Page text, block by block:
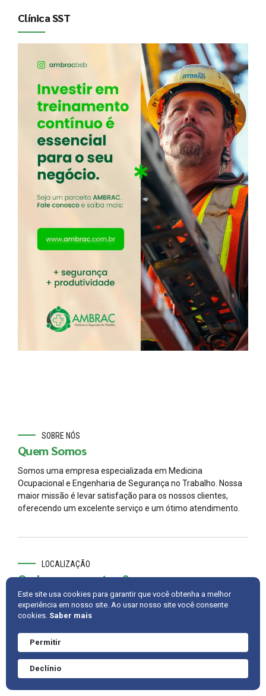
Clínica SST
SOBRE NÓS
Quem Somos
Somos uma empresa especializada em Medicina
Ocupacional e Engenharia de Segurança no Trabalho. Nossa
maior missão é levar satisfação para os nossos clientes,
oferecendo um excelente serviço e um ótimo atendimento.
LOCALIZAÇÃO
Onde nos encontrar?
Este site usa cookies para garantir que você obtenha a melhor
experiência em nosso site. Ao usar nosso site você consente
cookies. Saber mais
Permitir
Declínio
Precisa de ajuda?
Converve agora